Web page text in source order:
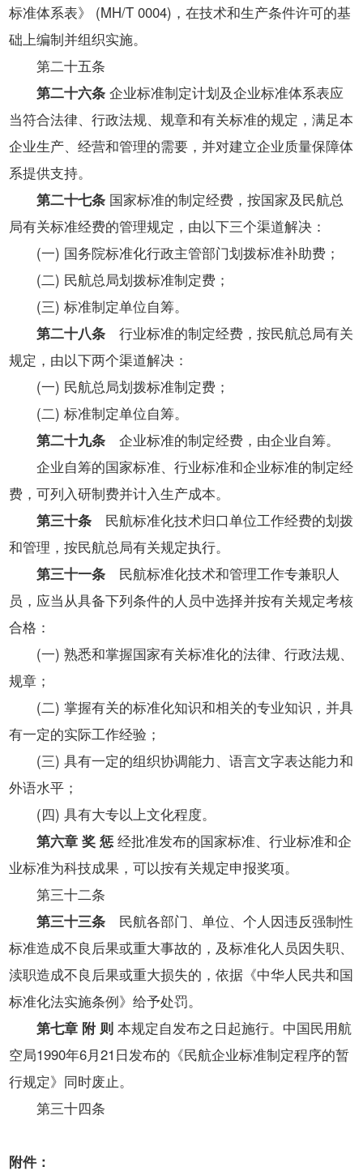
标准体系表》 (MH/T 0004)，在技术和生产条件许可的基
础上编制并组织实施。
第二十五条
第二十六条企业标准制定计划及企业标准体系表应
当符合法律、行政法规、规章和有关标准的规定，满足本
企业生产、经营和管理的需要，并对建立企业质量保障体
系提供支持。
第二十七条国家标准的制定经费，按国家及民航总
局有关标准经费的管理规定，由以下三个渠道解决：
(一) 国务院标准化行政主管部门划拨标准补助费；
(二) 民航总局划拨标准制定费；
(三) 标准制定单位自筹。
第二十八条行业标准的制定经费，按民航总局有关
规定，由以下两个渠道解决：
(一) 民航总局划拨标准制定费；
(二) 标准制定单位自筹。
第二十九条企业标准的制定经费，由企业自筹。
企业自筹的国家标准、行业标准和企业标准的制定经
费，可列入研制费并计入生产成本。
第三十条 民航标准化技术归口单位工作经费的划拨
和管理，按民航总局有关规定执行。
第三十一条民航标准化技术和管理工作专兼职人
员，应当从具备下列条件的人员中选择并按有关规定考核
合格：
(一) 熟悉和掌握国家有关标准化的法律、行政法规、
规章；
(二) 掌握有关的标准化知识和相关的专业知识，并具
有一定的实际工作经验；
(三) 具有一定的组织协调能力、语言文字表达能力和
外语水平；
(四) 具有大专以上文化程度。
第六章 奖 惩经批准发布的国家标准、行业标准和企
业标准为科技成果，可以按有关规定申报奖项。
第三十二条
第三十三条民航各部门、单位、个人因违反强制性
标准造成不良后果或重大事故的，及标准化人员因失职、
渎职造成不良后果或重大损失的，依据《中华人民共和国
标准化法实施条例》给予处罚。
第七章 附 则本规定自发布之日起施行。中国民用航
空局1990年6月21日发布的《民航企业标准制定程序的暂
行规定》同时废止。
第三十四条
附件：